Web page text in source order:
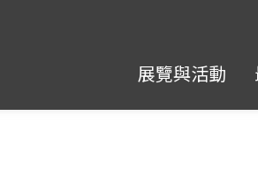
展覽與活動